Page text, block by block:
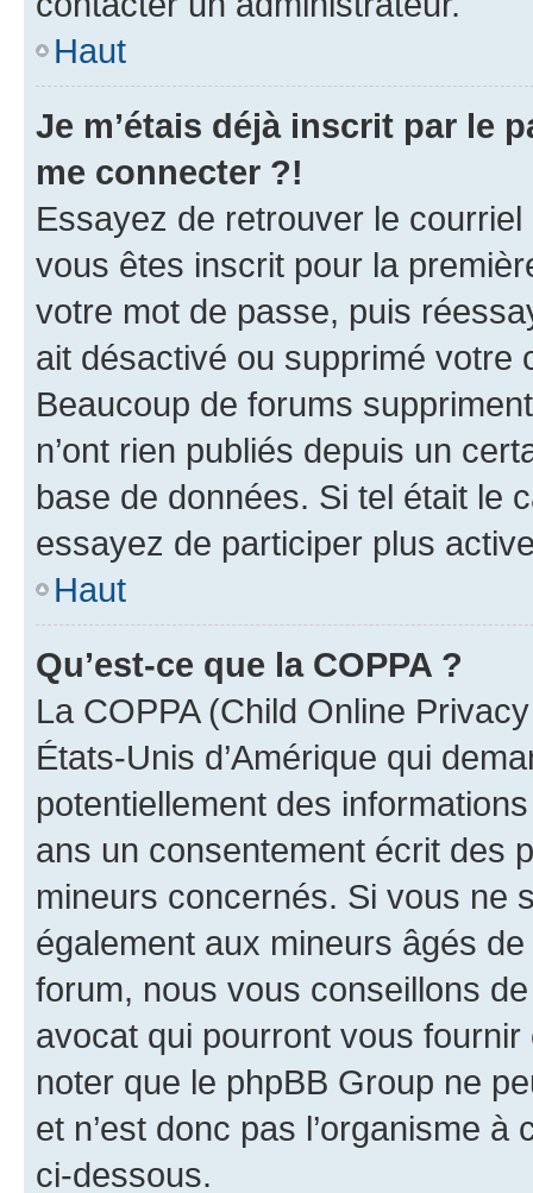
Haut
Je m’étais déjà inscrit par le
me connecter ?!
Essayez de retrouver le
vous êtes inscrit pour la
votre mot de passe, puis
ait désactivé ou supprimé votre
Beaucoup de forums
n’ont rien publiés depuis un
base de données. Si tel était le
essayez de participer plus
Haut
Qu’est-ce que la COPPA ?
La COPPA (Child Online
États-Unis d’Amérique qui
potentiellement des
ans un consentement écrit des
mineurs concernés. Si vous ne
également aux mineurs âgés
forum, nous vous conseillons
avocat qui pourront vous
noter que le phpBB Group ne
et n’est donc pas l’organisme
ci-dessous.